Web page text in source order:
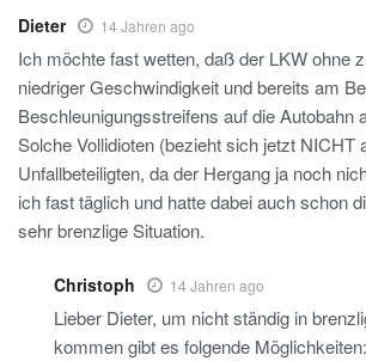
Dieter 14 Jahren ago
Ich möchte fast wetten, daß der LKW ohne
niedriger Geschwindigkeit und bereits am
Beschleunigungsstreifens auf die Autobahn
Solche Vollidioten (bezieht sich jetzt NICHT
Unfallbeteiligten, da der Hergang ja noch
ich fast täglich und hatte dabei auch schon
sehr brenzlige Situation.
Christoph 14 Jahren ago
Lieber Dieter, um nicht ständig in
kommen gibt es folgende Möglichkeiten: